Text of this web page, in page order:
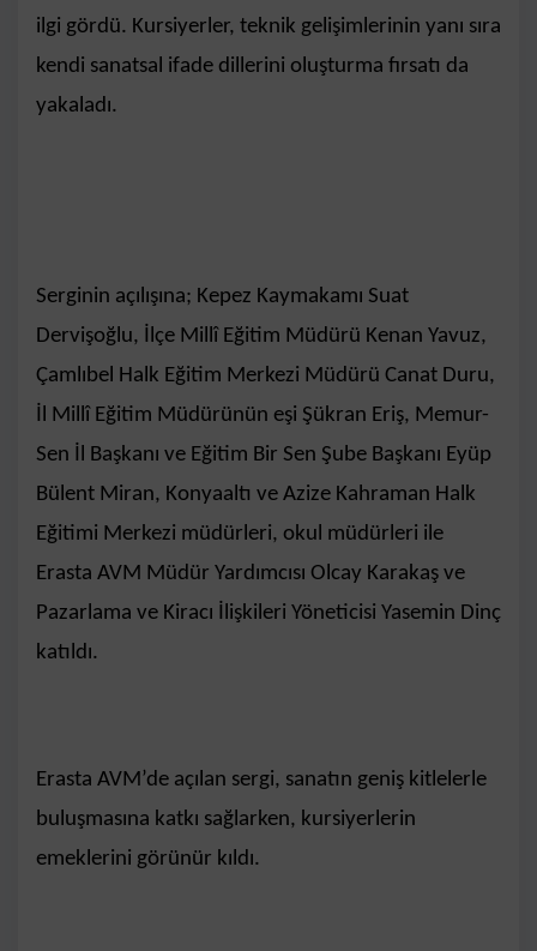
ilgi gördü. Kursiyerler, teknik gelişimlerinin yanı sıra
kendi sanatsal ifade dillerini oluşturma fırsatı da
yakaladı.
Serginin açılışına; Kepez Kaymakamı Suat
Dervişoğlu, İlçe Millî Eğitim Müdürü Kenan Yavuz,
Çamlıbel Halk Eğitim Merkezi Müdürü Canat Duru,
İl Millî Eğitim Müdürünün eşi Şükran Eriş, Memur-
Sen İl Başkanı ve Eğitim Bir Sen Şube Başkanı Eyüp
Bülent Miran, Konyaaltı ve Azize Kahraman Halk
Eğitimi Merkezi müdürleri, okul müdürleri ile
Erasta AVM Müdür Yardımcısı Olcay Karakaş ve
Pazarlama ve Kiracı İlişkileri Yöneticisi Yasemin Dinç
katıldı.
Erasta AVM’de açılan sergi, sanatın geniş kitlelerle
buluşmasına katkı sağlarken, kursiyerlerin
emeklerini görünür kıldı.